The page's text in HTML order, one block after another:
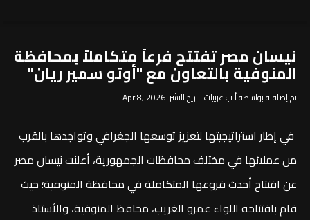
نيسان مصر تفتتح فرعاً متكاملاً بمحافظة
المنوفية بالتعاون مع "أوتو سمير ريان"
تم إضافته بواسطة أ ب عربيات تاريخ النشر Apr 8, 2026
في إطار استراتيجيتها لتعزيز توسعها الجغرافي وتواجدها بالقرب
من عملائها في مختلف محافظات الجمهورية، أعلنت نيسان مصر
عن افتتاح أحدث فروعها المتكاملة في محافظة المنوفية؛ حيث
قام بافتتاحه اللواء عمرو الغريب، محافظ المنوفية، والأستاذ